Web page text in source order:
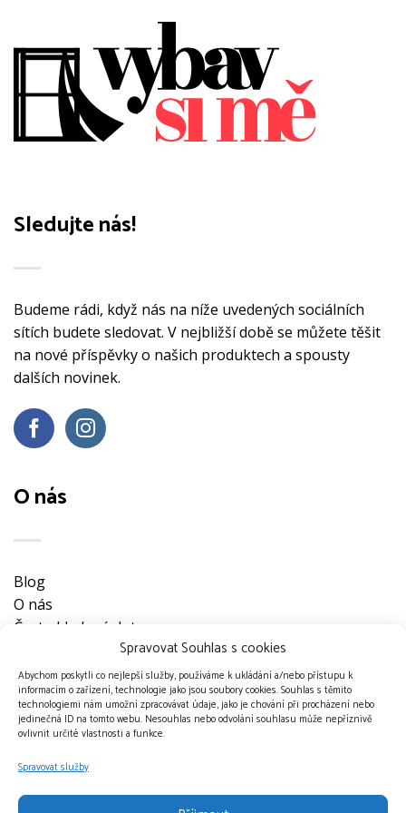
Spravovat Souhlas s cookies
Abychom poskytli co nejlepší služby, používáme k ukládání a/nebo přístupu k
informacím o zařízení, technologie jako jsou soubory cookies. Souhlas s těmito
technologiemi nám umožní zpracovávat údaje, jako je chování při procházení nebo
jedinečná ID na tomto webu. Nesouhlas nebo odvolání souhlasu může nepříznivě
ovlivnit určité vlastnosti a funkce.
Spravovat služby
vybrat
na
stránce
produktu
produktu
Sledujte nás!
Budeme rádi, když nás na níže uvedených sociálních
sítích budete sledovat. V nejbližší době se můžete těšit
na nové příspěvky o našich produktech a spousty
dalších novinek.
O nás
Blog
O nás
Často kladené dotazy
Obchodní podmínky
Nevyzvednuté objednávky
Ochrana osobních údajů
Doprava a platební metody
Kontakt